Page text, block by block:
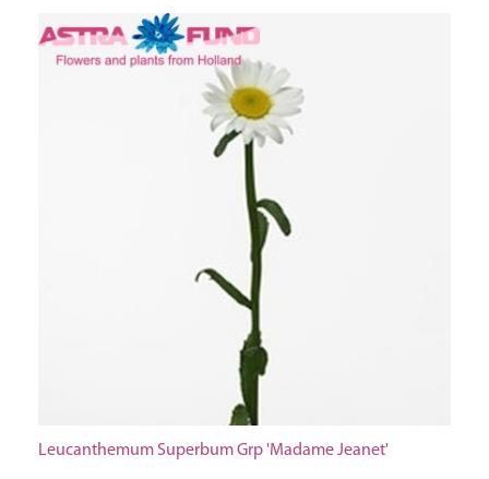
Leucanthemum Superbum Grp 'Madame Jeanet'